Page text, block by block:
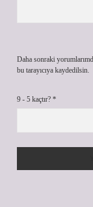
Daha sonraki
bu tarayıcıya kaydedilsin.
9 - 5 kaçtır? *